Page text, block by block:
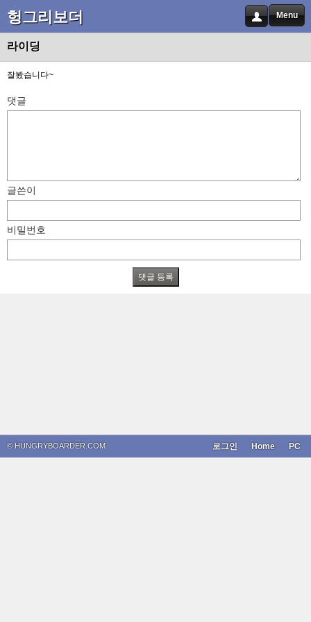
헝그리보더 Menu
라이딩
잘봤습니다~
댓글
글쓴이
비밀번호
© HUNGRYBOARDER.COM PC
Home
로그인